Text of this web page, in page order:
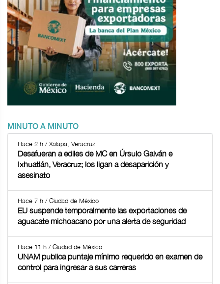
MINUTO A MINUTO
Hace 2 h / Xalapa, Veracruz
Desafueran a ediles de MC en Úrsulo Galván e
Ixhuatlán, Veracruz; los ligan a desaparición y
asesinato
Hace 7 h / Ciudad de México
EU suspende temporalmente las exportaciones de
aguacate michoacano por una alerta de seguridad
Hace 11 h / Ciudad de México
UNAM publica puntaje mínimo requerido en examen de
control para ingresar a sus carreras